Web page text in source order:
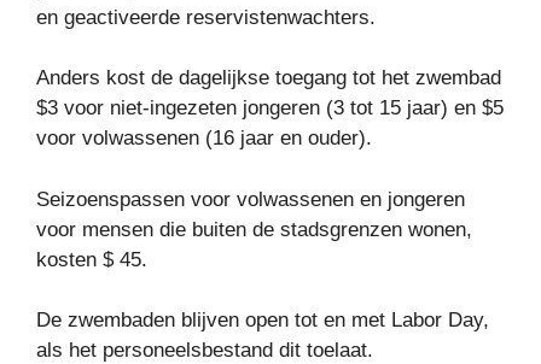
en geactiveerde reservistenwachters.
Anders kost de dagelijkse toegang tot het zwembad
$3 voor niet-ingezeten jongeren (3 tot 15 jaar) en $5
voor volwassenen (16 jaar en ouder).
Seizoenspassen voor volwassenen en jongeren
voor mensen die buiten de stadsgrenzen wonen,
kosten $ 45.
De zwembaden blijven open tot en met Labor Day,
als het personeelsbestand dit toelaat.